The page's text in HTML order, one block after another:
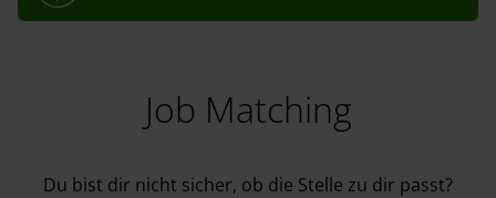
Job Matching
Du bist dir nicht sicher, ob die Stelle zu dir passt?